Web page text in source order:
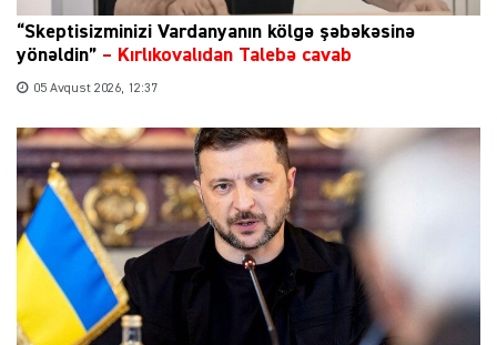
“Skeptisizminizi Vardanyanın kölgə şəbəkəsinə
yönəldin” – Kırlıkovalıdan Talebə cavab
05 Avqust 2026, 12:37